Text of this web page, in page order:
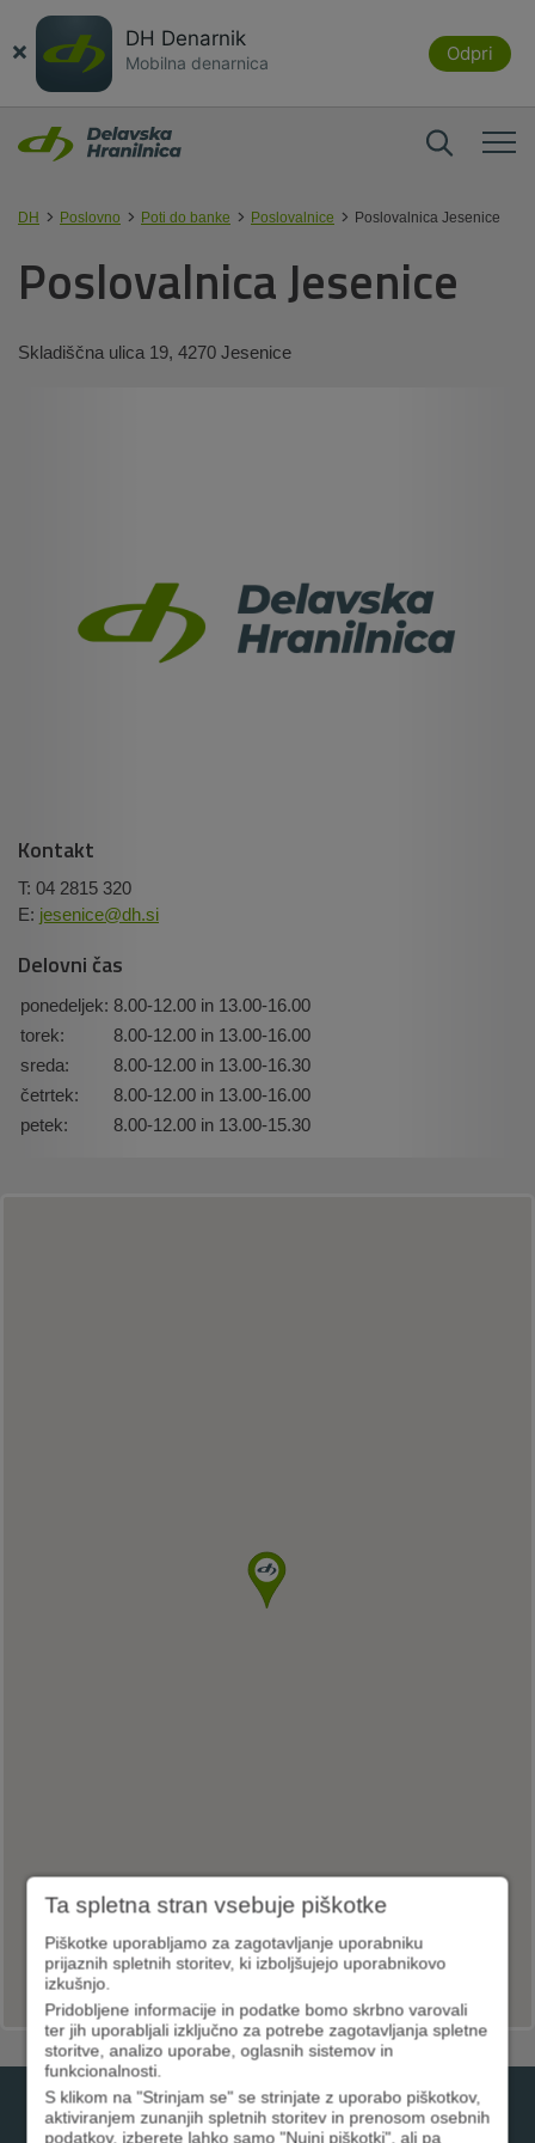
× DH Denarnik
Mobilna denarnica Odpri
DH Poslovno Poti do banke Poslovalnice Poslovalnica Jesenice
Poslovalnica Jesenice
Skladiščna ulica 19, 4270 Jesenice
Kontakt
T: 04 2815 320
E: jesenice@dh.si
Delovni čas
ponedeljek: 8.00-12.00 in 13.00-16.00
torek:
8.00-12.00 in 13.00-16.00
sreda:
8.00-12.00 in 13.00-16.30
četrtek:
8.00-12.00 in 13.00-16.00
petek:
8.00-12.00 in 13.00-15.30
01 3000 200
Ta spletna stran vsebuje piškotke
Piškotke uporabljamo za zagotavljanje uporabniku
prijaznih spletnih storitev, ki izboljšujejo uporabnikovo
izkušnjo.
Pridobljene informacije in podatke bomo skrbno varovali
ter jih uporabljali izključno za potrebe zagotavljanja spletne
storitve, analizo uporabe, oglasnih sistemov in
funkcionalnosti.
S klikom na "Strinjam se" se strinjate z uporabo piškotkov,
aktiviranjem zunanjih spletnih storitev in prenosom osebnih
podatkov, izberete lahko samo "Nujni piškotki", ali pa